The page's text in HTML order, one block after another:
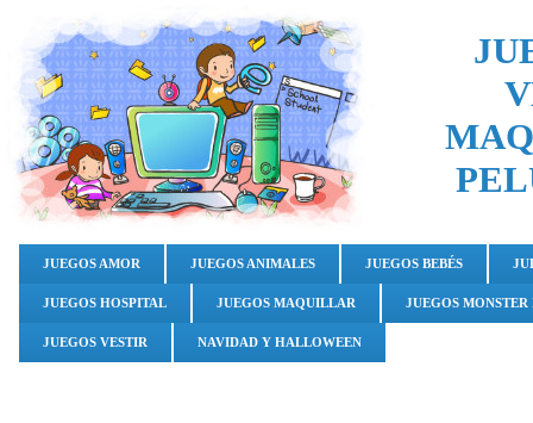
JUEGOS AMOR JUEGOS ANIMALES JUEGOS BEBÉS
JUEGOS HOSPITAL JUEGOS MAQUILLAR JUEGOS
JUEGOS VESTIR NAVIDAD Y HALLOWEEN